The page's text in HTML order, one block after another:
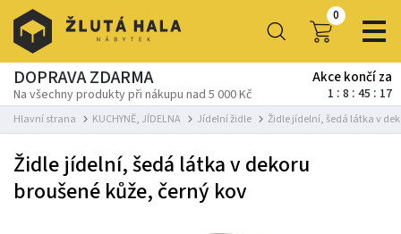
0
DOPRAVA ZDARMA
Na všechny produkty při nákupu nad 5 000 Kč
Akce končí za
1 8 45 17
Hlavní strana KUCHYNĚ, JÍDELNA Jídelní židle Židle jídelní, šedá látka v
Židle jídelní, šedá látka v dekoru
broušené kůže, černý kov